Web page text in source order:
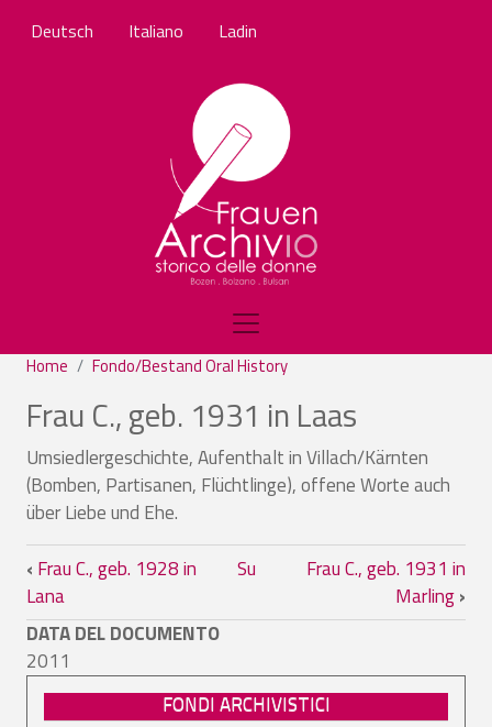
Deutsch Italiano Ladin
Home Fondo/Bestand Oral History
Frau C., geb. 1931 in Laas
Umsiedlergeschichte, Aufenthalt in Villach/Kärnten
(Bomben, Partisanen, Flüchtlinge), offene Worte auch
über Liebe und Ehe.
Link di attraversamento del book per
‹ Frau C., geb. 1928 in
Lana
Su
Frau C., geb. 1931 in
Marling›
DATA DEL DOCUMENTO
2011
FONDI ARCHIVISTICI